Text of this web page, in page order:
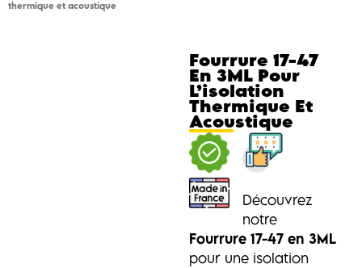
thermique et acoustique
Fourrure 17-47
En 3ML Pour
L’isolation
Thermique Et
Acoustique
Découvrez
notre
Fourrure 17-47 en 3ML
pour une isolation